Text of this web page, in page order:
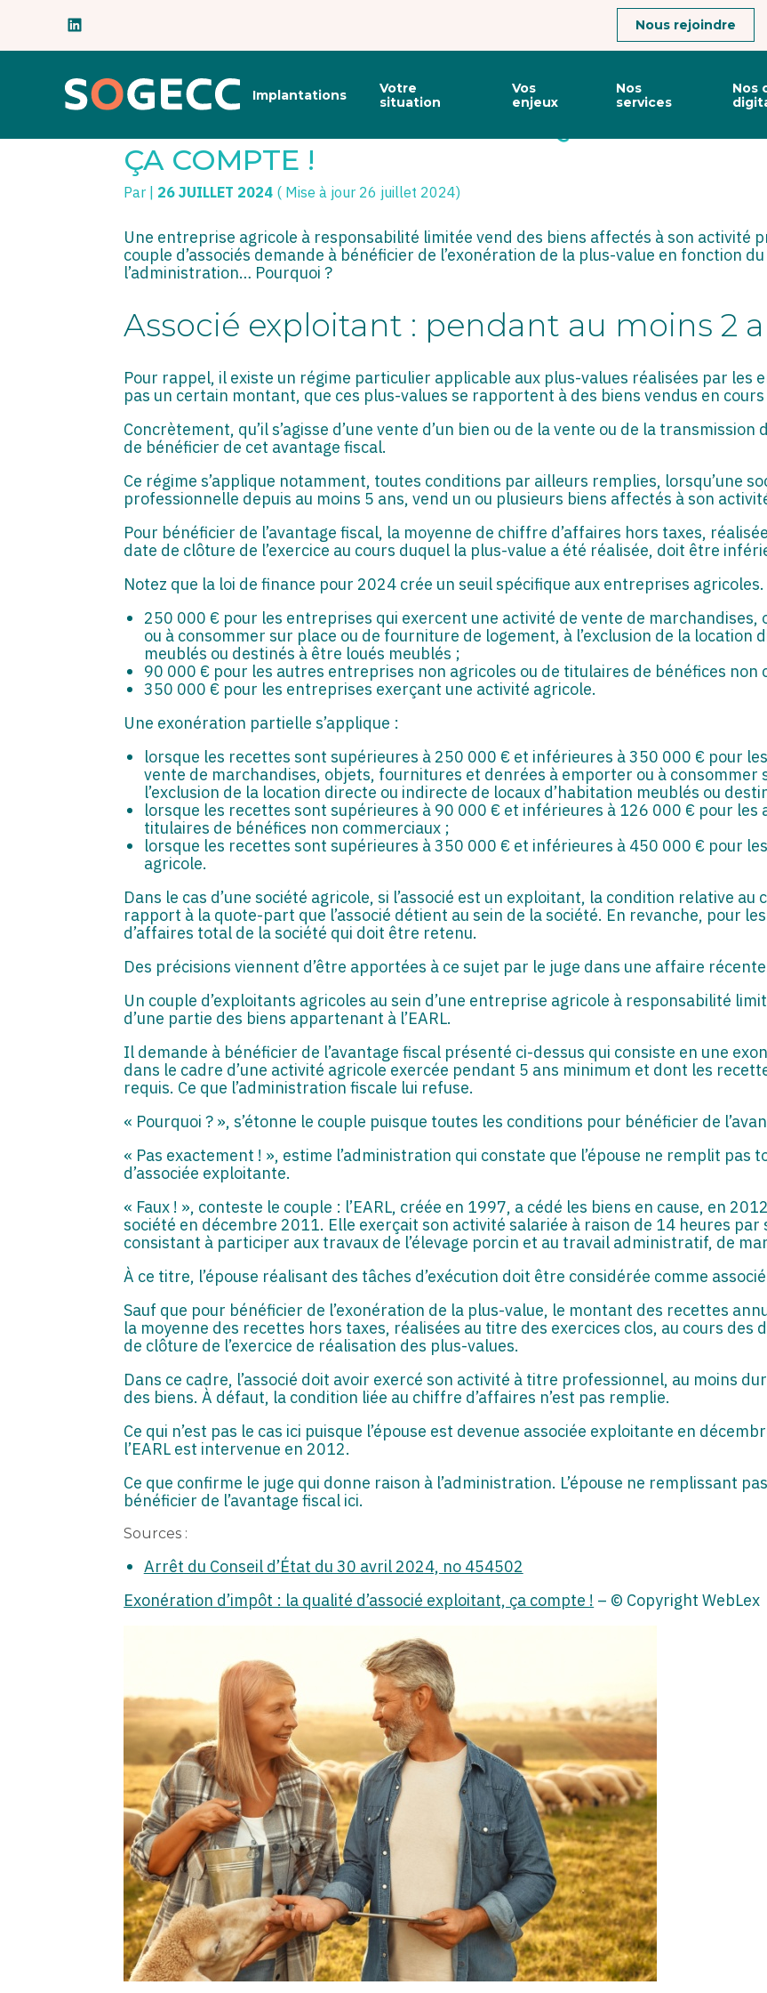
Nous rejoindre
Aller
Principal
Implantations
Votre
situation
Vos
enjeux
Nos
services
Nos
EXONÉRATION D’IMPÔT : LA QUALITÉ
ÇA COMPTE !
Par | 26 JUILLET 2024 ( Mise à jour 26 juillet 2024)
Une entreprise agricole à responsabilité limitée vend des biens affectés à son activité
couple d’associés demande à bénéficier de l’exonération de la plus-value en fonction
l’administration… Pourquoi ?
Associé exploitant : pendant au moins 2
Pour rappel, il existe un régime particulier applicable aux plus-values réalisées par les
pas un certain montant, que ces plus-values se rapportent à des biens vendus en
Concrètement, qu’il s’agisse d’une vente d’un bien ou de la vente ou de la
de bénéficier de cet avantage fiscal.
Ce régime s’applique notamment, toutes conditions par ailleurs remplies, lorsqu’une
professionnelle depuis au moins 5 ans, vend un ou plusieurs biens affectés à son
Pour bénéficier de l’avantage fiscal, la moyenne de chiffre d’affaires hors taxes,
date de clôture de l’exercice au cours duquel la plus-value a été réalisée, doit être
Notez que la loi de finance pour 2024 crée un seuil spécifique aux entreprises
250 000 € pour les entreprises qui exercent une activité de vente de
ou à consommer sur place ou de fourniture de logement, à l’exclusion de la location
meublés ou destinés à être loués meublés ;
90 000 € pour les autres entreprises non agricoles ou de titulaires de bénéfices non
350 000 € pour les entreprises exerçant une activité agricole.
Une exonération partielle s’applique :
lorsque les recettes sont supérieures à 250 000 € et inférieures à 350 000 € pour
vente de marchandises, objets, fournitures et denrées à emporter ou à consommer
l’exclusion de la location directe ou indirecte de locaux d’habitation meublés ou
lorsque les recettes sont supérieures à 90 000 € et inférieures à 126 000 € pour
titulaires de bénéfices non commerciaux ;
lorsque les recettes sont supérieures à 350 000 € et inférieures à 450 000 € pour
agricole.
Dans le cas d’une société agricole, si l’associé est un exploitant, la condition relative
rapport à la quote-part que l’associé détient au sein de la société. En revanche, pour
d’affaires total de la société qui doit être retenu.
Des précisions viennent d’être apportées à ce sujet par le juge dans une affaire
Un couple d’exploitants agricoles au sein d’une entreprise agricole à responsabilité
d’une partie des biens appartenant à l’EARL.
Il demande à bénéficier de l’avantage fiscal présenté ci-dessus qui consiste en une
dans le cadre d’une activité agricole exercée pendant 5 ans minimum et dont les
requis. Ce que l’administration fiscale lui refuse.
« Pourquoi ? », s’étonne le couple puisque toutes les conditions pour bénéficier de
« Pas exactement ! », estime l’administration qui constate que l’épouse ne remplit pas
d’associée exploitante.
« Faux ! », conteste le couple : l’EARL, créée en 1997, a cédé les biens en cause, en
société en décembre 2011. Elle exerçait son activité salariée à raison de 14 heures par
consistant à participer aux travaux de l’élevage porcin et au travail administratif, de
À ce titre, l’épouse réalisant des tâches d’exécution doit être considérée comme
Sauf que pour bénéficier de l’exonération de la plus-value, le montant des recettes
la moyenne des recettes hors taxes, réalisées au titre des exercices clos, au cours des
de clôture de l’exercice de réalisation des plus-values.
Dans ce cadre, l’associé doit avoir exercé son activité à titre professionnel, au moins
des biens. À défaut, la condition liée au chiffre d’affaires n’est pas remplie.
Ce qui n’est pas le cas ici puisque l’épouse est devenue associée exploitante en
l’EARL est intervenue en 2012.
Ce que confirme le juge qui donne raison à l’administration. L’épouse ne remplissant
bénéficier de l’avantage fiscal ici.
Sources :
Arrêt du Conseil d’État du 30 avril 2024, no 454502
Exonération d’impôt : la qualité d’associé exploitant, ça compte ! – © Copyright WebLex